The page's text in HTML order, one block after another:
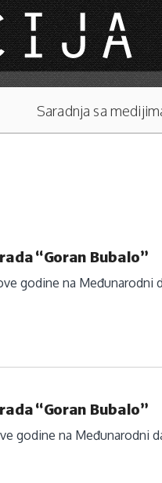
Saradnja sa
“Goran Bubalo”
godine na Međunarodni
“Goran Bubalo”
godine na Međunarodni